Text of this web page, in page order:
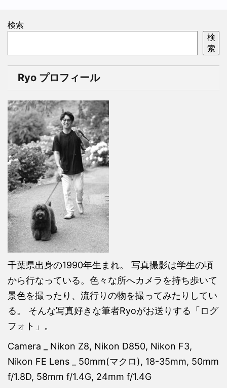
検索
検
索
Ryo プロフィール
千葉県出身の1990年生まれ。 写真撮影は学生の頃
から行なっている。色々な所へカメラを持ち歩いて
景色を撮ったり、流行りの物を撮ってみたりしてい
る。 そんな写真好きな筆者Ryoがお送りする「ログ
フォト」。
Camera _ Nikon Z8, Nikon D850, Nikon F3,
Nikon FE Lens _ 50mm(マクロ), 18-35mm, 50mm
f/1.8D, 58mm f/1.4G, 24mm f/1.4G